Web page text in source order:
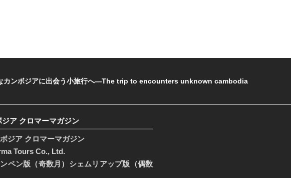
カンボジアに出会う小旅行へ―The trip to encounters unknown cambodia
ア クロマーマガジン
ジア クロマーマガジン
Tours Co., Ltd.
ペン版（奇数月）シェムリアップ版（偶数